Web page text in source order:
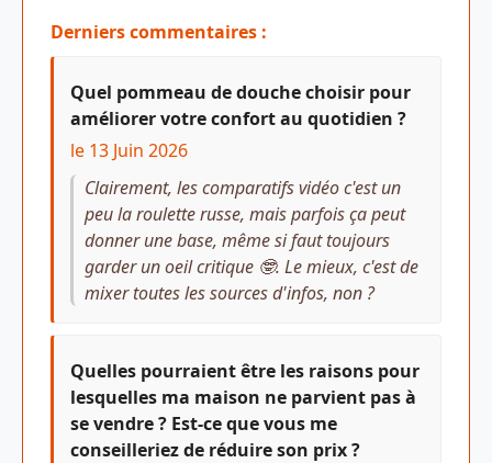
Derniers commentaires :
Quel pommeau de douche choisir pour
améliorer votre confort au quotidien ?
le 13 Juin 2026
Clairement, les comparatifs vidéo c'est un
peu la roulette russe, mais parfois ça peut
donner une base, même si faut toujours
garder un oeil critique 🤓. Le mieux, c'est de
mixer toutes les sources d'infos, non ?
Quelles pourraient être les raisons pour
lesquelles ma maison ne parvient pas à
se vendre ? Est-ce que vous me
conseilleriez de réduire son prix ?